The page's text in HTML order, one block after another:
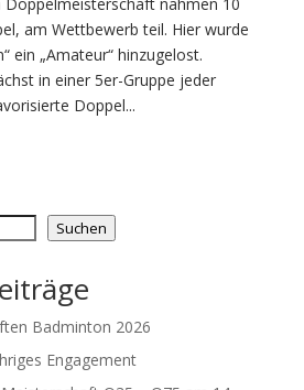
am Wettbewerb teil. Hier wurde
ein „Amateur“ hinzugelost.
in einer 5er-Gruppe jeder
Doppel...
Suchen
Badminton 2026
Engagement